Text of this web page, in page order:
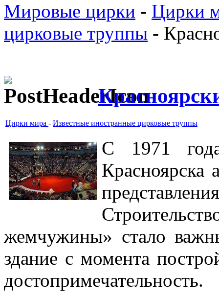
Мировые цирки - Цирки
цирковые труппы -
Цирки мира - Известные иностранные цирковые труппы
С 1971
Красноярска
жемчужины» стало
здание с момента
достопримечательность.